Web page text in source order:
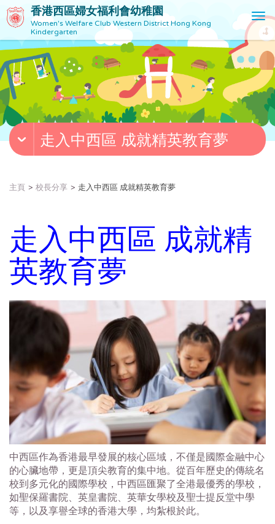
香港西區婦女福利會幼稚園
Women's Welfare Club Western District Hong Kong
Kindergarten
T
o
g
l
e
v
g
走入中西區 成就精英教育夢
主頁 校長分享 走入中西區 成就精英教育夢
走入中西區 成就精
英教育夢
中西區作為香港最早發展的核心區域，不僅是國際金融中心
的心臟地帶，更是頂尖教育的集中地。從百年歷史的傳統名
校到多元化的國際學校，中西區匯聚了全港最優秀的學校，
如聖保羅書院、英皇書院、英華女學校及聖士提反堂中學
等，以及享譽全球的香港大學，均紮根於此。